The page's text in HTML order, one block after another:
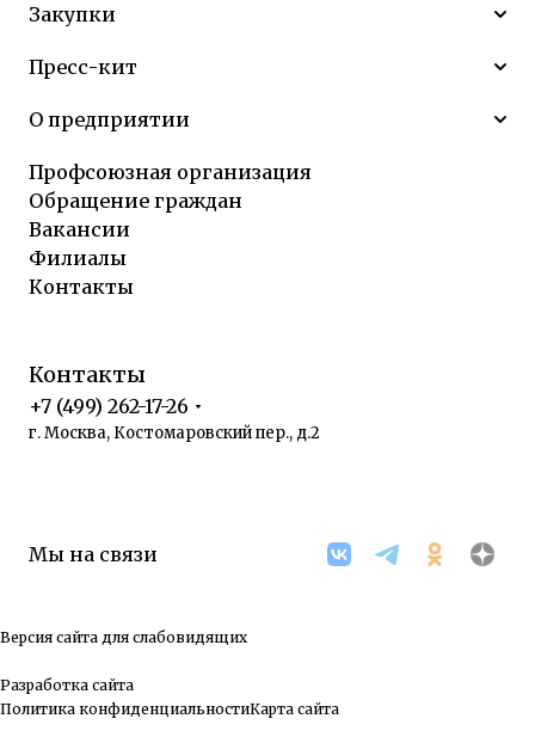
Закупки
Пресс-кит
О предприятии
Профсоюзная организация
Обращение граждан
Вакансии
Филиалы
Контакты
Контакты
+7 (499) 262-17-26
г. Москва, Костомаровский пер., д.2
Мы на связи
Версия сайта для слабовидящих
Разработка сайта
Политика конфиденциальностиКарта сайта